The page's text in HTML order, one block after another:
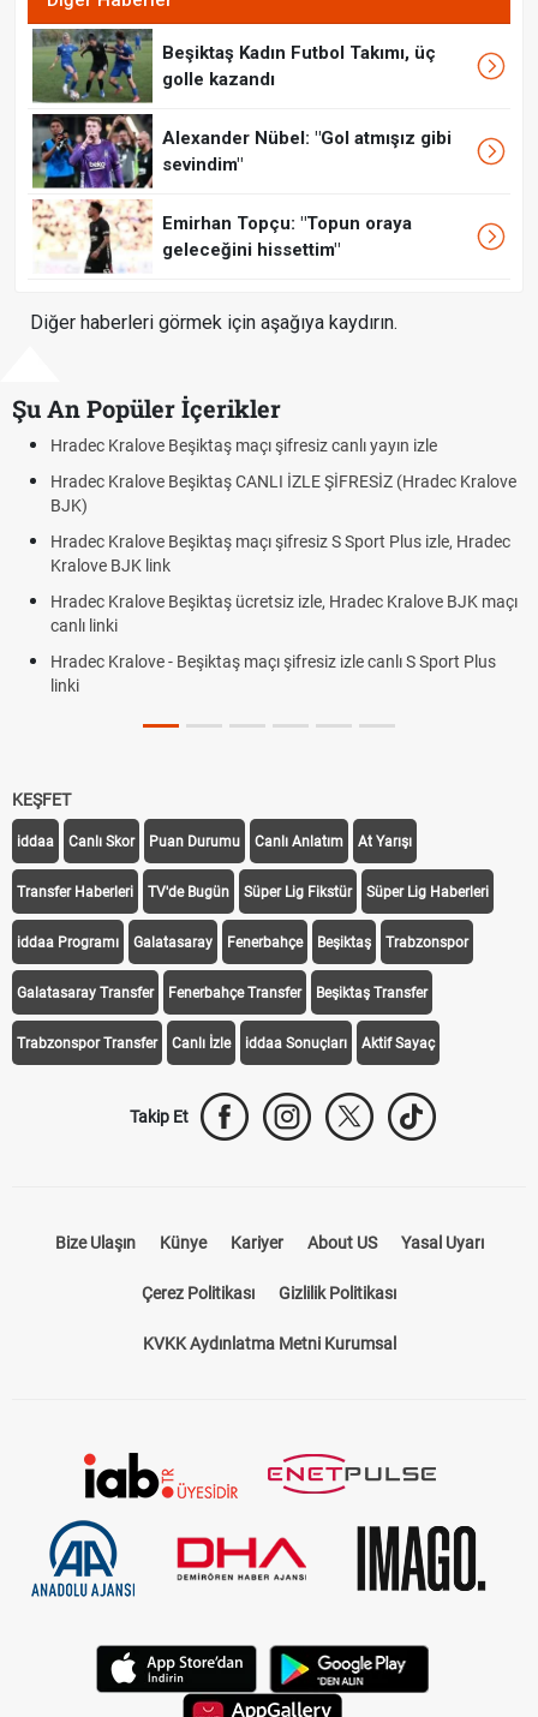
Beşiktaş Kadın Futbol Takımı, üç
golle kazandı
Alexander Nübel: "Gol atmışız gibi
sevindim"
Emirhan Topçu: "Topun oraya
geleceğini hissettim"
Diğer haberleri görmek için aşağıya kaydırın.
Şu An Popüler İçerikler
Kralove Beşiktaş maçı şifresiz canlı yayın izle
Kralove Beşiktaş CANLI İZLE ŞİFRESİZ (Hradec Kralove
Kralove Beşiktaş maçı şifresiz S Sport Plus izle, Hradec
BJK link
Kralove Beşiktaş ücretsiz izle, Hradec Kralove BJK maçı
Kralove - Beşiktaş maçı şifresiz izle canlı S Sport Plus
Trivela
KEŞFET
iddaa Canlı Skor Puan Durumu Canlı Anlatım At Yarışı
Transfer Haberleri TV'de Bugün Süper Lig Fikstür Süper Lig Haberleri
iddaa Programı Galatasaray Fenerbahçe Beşiktaş Trabzonspor
Galatasaray Transfer Fenerbahçe Transfer Beşiktaş Transfer
Trabzonspor Transfer Canlı İzle iddaa Sonuçları Aktif Sayaç
Takip Et
Bize Ulaşın Künye Kariyer About US Yasal Uyarı
Çerez Politikası Gizlilik Politikası
KVKK Aydınlatma Metni Kurumsal